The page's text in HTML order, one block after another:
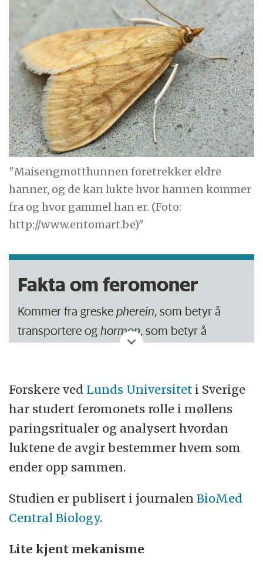
"Maisengmotthunnen foretrekker eldre
hanner, og de kan lukte hvor hannen kommer
fra og hvor gammel han er. (Foto:
http://www.entomart.be)"
Fakta om feromoner
Kommer fra greskepherein, som betyr å
transportere oghormon, som betyr å
Feromoner er et kjemisk signalstoff som
utskilles fra kjertler hos ulike dyr, og
feromonene har forskjellige navn etter hvilke
egenskaper de har.
Vi mennesker utskiller feromoner i svetten
vår.
Seksualferomoner virker på det motsatte
kjønn og gjør blant annet at de finner
hverandre.
Forskere ved Lunds Universitet i Sverige
har studert feromonets rolle i møllens
paringsritualer og analysert hvordan
luktene de avgir bestemmer hvem som
ender opp sammen.
Studien er publisert i journalenBioMed
Central Biology.
Lite kjent mekanisme